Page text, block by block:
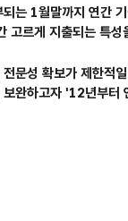
되는 1월말까지 연간
고르게 지출되는 특성
문성 확보가 제한적
완하고자 '12년부터